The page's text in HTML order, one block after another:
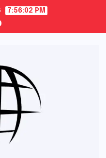
7:56:03 PM